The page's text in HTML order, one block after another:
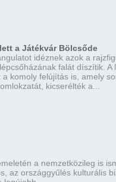
a Játékvár Bölcsőde
idéznek azok a
falát díszítik. A
a komoly felújítás is, amely
kicserélték a...
a nemzetközileg is
az országgyűlés kulturális